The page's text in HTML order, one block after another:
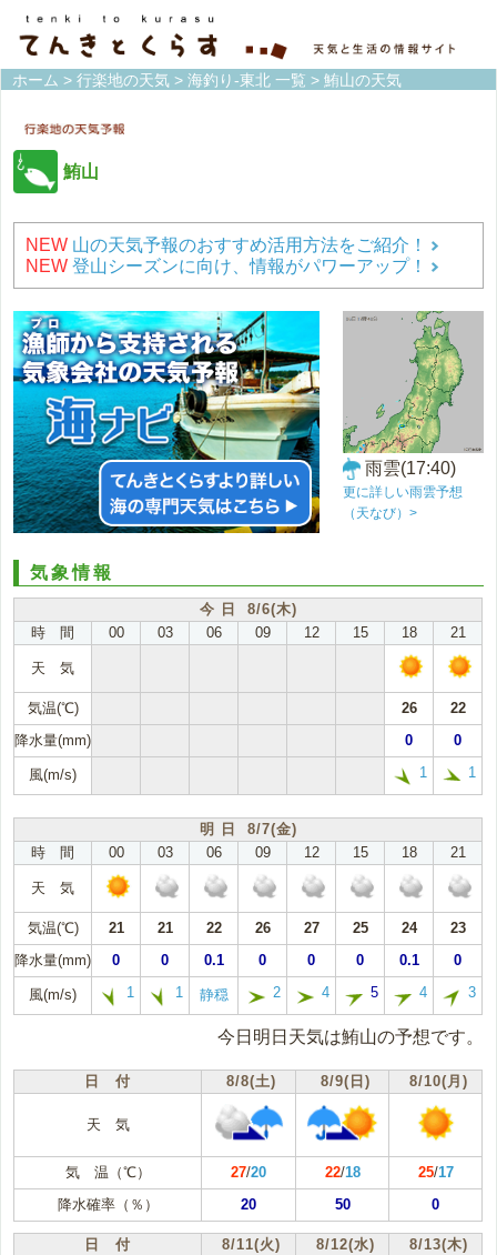
ホーム > 行楽地の天気 > 海釣り-東北 一覧 > 鮪山の天気
鮪山
NEW 山の天気予報のおすすめ活用方法をご紹介！
NEW 登山シーズンに向け、情報がパワーアップ！
雨雲(17:40)
更に詳しい雨雲予想
（天なび）>
気象情報
今 日 8/6(木)
時 間
00 03 06 09 12 15 18 21
天 気
気温(℃) 26
22
降水量(mm)
0 0
風(m/s) 1 1
明 日 8/7(金)
時 間
00 03 06 09 12 15 18 21
天 気
気温(℃) 21 21 22 26 27 25 24
23
降水量(mm)
0 0 0.1 0 0 0 0.1 0
風(m/s) 1 1 静穏 2 4 5 4 3
今日明日天気は鮪山の予想です。
日 付 8/8(土) 8/9(日) 8/10(月)
天 気
気 温（℃） 27/20 22/18 25/17
降水確率（％）
20 50 0
日 付 8/11(火) 8/12(水) 8/13(木)